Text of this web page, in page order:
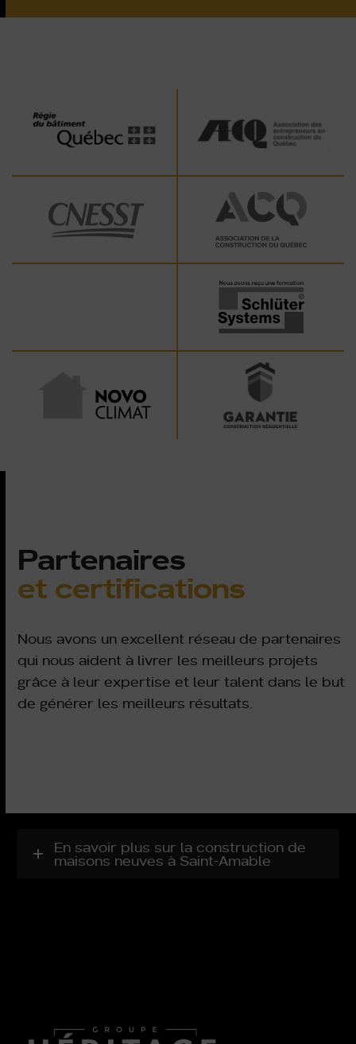
Partenaires
et certifications
Nous avons un excellent réseau de partenaires
qui nous aident à livrer les meilleurs projets
grâce à leur expertise et leur talent dans le but
de générer les meilleurs résultats.
En savoir plus sur la construction de
maisons neuves à Saint-Amable